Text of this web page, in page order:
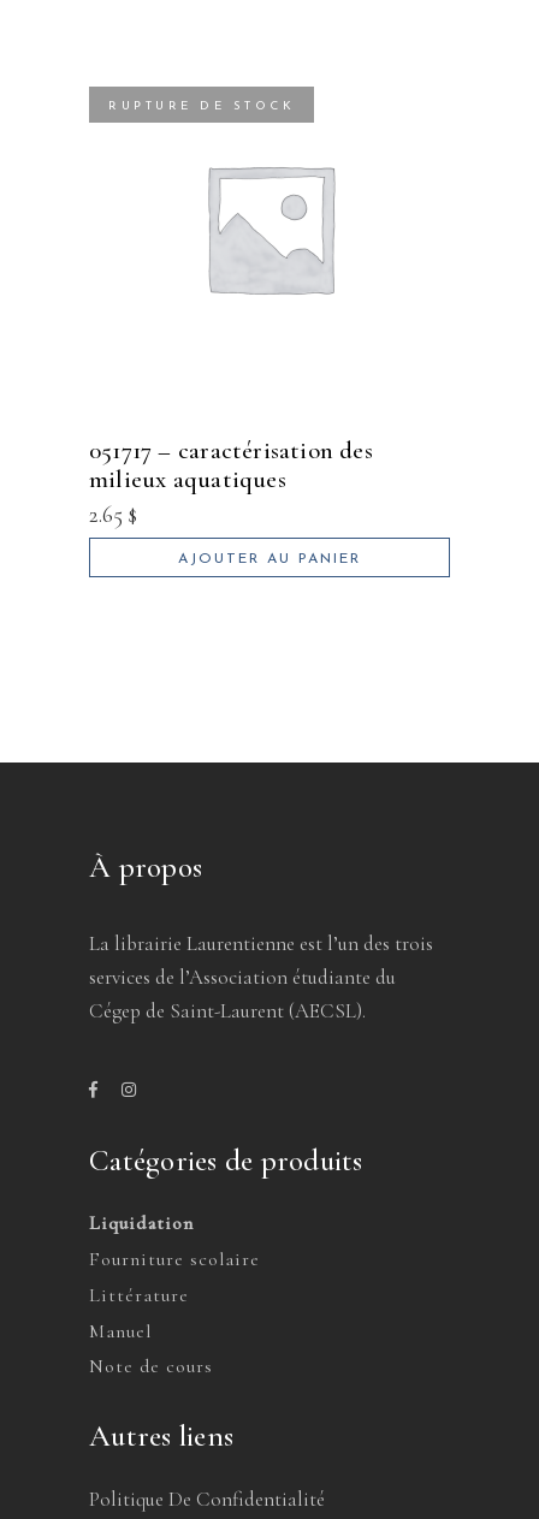
RUPTURE DE STOCK
051717 – caractérisation des
milieux aquatiques
2.65 $
AJOUTER AU PANIER
À propos
La librairie Laurentienne est l’un des trois
services de l’Association étudiante du
Cégep de Saint-Laurent (AECSL).
Catégories de produits
Liquidation
Fourniture scolaire
Littérature
Manuel
Note de cours
Autres liens
Politique De Confidentialité